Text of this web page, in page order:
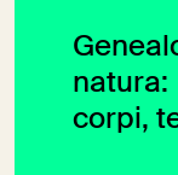
natura:
corpi,